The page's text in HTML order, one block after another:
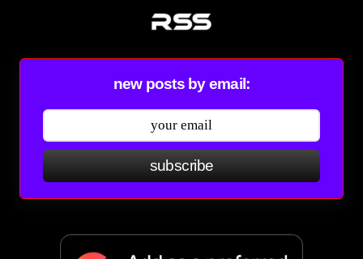
new posts by email:
subscribe